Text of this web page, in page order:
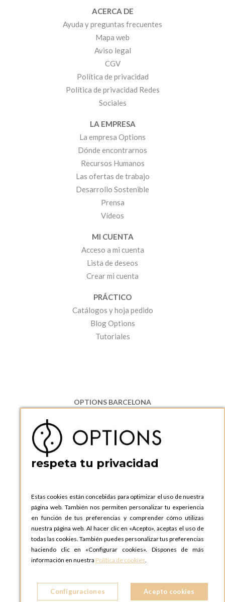
ACERCA DE
Ayuda y preguntas frecuentes
Mapa web
Aviso legal
CGV
Política de privacidad
Política de privacidad Redes
Sociales
LA EMPRESA
La empresa Options
Dónde encontrarnos
Recursos Humanos
Las ofertas de trabajo
Desarrollo Sostenible
Prensa
Vídeos
MI CUENTA
Acceso a mi cuenta
Lista de deseos
Crear mi cuenta
PRÁCTICO
Catálogos y hoja pedido
Blog Options
Tutoriales
OPTIONS BARCELONA
08130 Santa Perpetua de Moguda, Barcelona
ESPAñA
Teléfono:
+34 935 724 041
OPTIONS BARCELONA SHOWROOM
ESPAñA
Teléfono:+34 935 724 041
OPTIONS MADRID
C. Lucio Emilio Cándido, 6,
28803 Alcalá de Henares, Madrid
ESPAñA
OPTIONS MADRID SHOWROOM
respeta tu privacidad
Estas cookies están concebidas para optimizar el uso de nuestra
página web. También nos permiten personalizar tu experiencia
en función de tus preferencias y comprender cómo utilizas
nuestra página web. Al hacer clic en «Acepto», aceptas el uso de
todas las cookies. También puedes personalizar tus preferencias
haciendo clic en «Configurar cookies». Dispones de más
información en nuestra Política de cookies.
Configuraciones Acepto cookies